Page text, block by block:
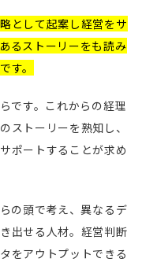
として起案し経営をサ
るストーリーをも読み
す。
です。これからの経理
ストーリーを熟知し、
ポートすることが求め
の頭で考え、異なるデ
出せる人材。経営判断
をアウトプットできる